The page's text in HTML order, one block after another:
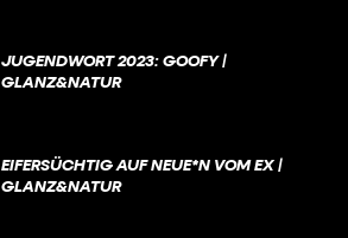
JUGENDWORT 2023: GOOFY |
GLANZ&NATUR
EIFERSÜCHTIG AUF NEUE*N VOM EX |
GLANZ&NATUR